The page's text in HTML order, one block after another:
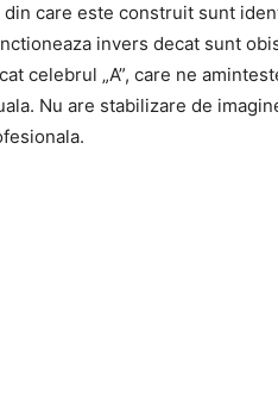
care este construit sunt
invers decat sunt
celebrul „A”, care ne
Nu are stabilizare de